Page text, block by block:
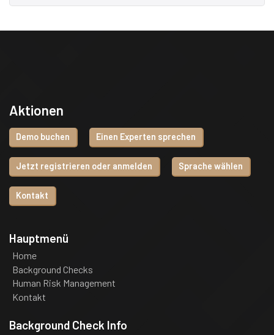
Aktionen
Demo buchen Einen Experten sprechen
Jetzt registrieren oder anmelden Sprache wählen
Kontakt
Hauptmenü
Home
Background Checks
Human Risk Management
Kontakt
Background Check Info